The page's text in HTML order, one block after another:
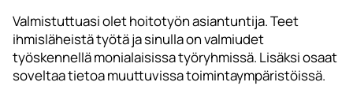
Valmistuttuasi olet hoitotyön asiantuntija. Teet
ihmisläheistä työtä ja sinulla on valmiudet
työskennellä monialaisissa työryhmissä. Lisäksi osaat
soveltaa tietoa muuttuvissa toimintaympäristöissä.